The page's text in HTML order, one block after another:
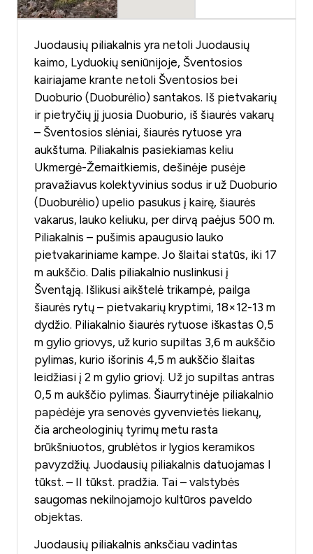
Juodausių piliakalnis yra netoli Juodausių
kaimo, Lyduokių seniūnijoje, Šventosios
kairiajame krante netoli Šventosios bei
Duoburio (Duoburėlio) santakos. Iš pietvakarių
ir pietryčių jį juosia Duoburio, iš šiaurės vakarų
– Šventosios slėniai, šiaurės rytuose yra
aukštuma. Piliakalnis pasiekiamas keliu
Ukmergė-Žemaitkiemis, dešinėje pusėje
pravažiavus kolektyvinius sodus ir už Duoburio
(Duoburėlio) upelio pasukus į kairę, šiaurės
vakarus, lauko keliuku, per dirvą paėjus 500 m.
Piliakalnis – pušimis apaugusio lauko
pietvakariniame kampe. Jo šlaitai statūs, iki 17
m aukščio. Dalis piliakalnio nuslinkusi į
Šventąją. Išlikusi aikštelė trikampė, pailga
šiaurės rytų – pietvakarių kryptimi, 18×12-13 m
dydžio. Piliakalnio šiaurės rytuose iškastas 0,5
m gylio griovys, už kurio supiltas 3,6 m aukščio
pylimas, kurio išorinis 4,5 m aukščio šlaitas
leidžiasi į 2 m gylio griovį. Už jo supiltas antras
0,5 m aukščio pylimas. Šiaurrytinėje piliakalnio
papėdėje yra senovės gyvenvietės liekanų,
čia archeologinių tyrimų metu rasta
brūkšniuotos, grublėtos ir lygios keramikos
pavyzdžių. Juodausių piliakalnis datuojamas I
tūkst. – II tūkst. pradžia. Tai – valstybės
saugomas nekilnojamojo kultūros paveldo
objektas.
Juodausių piliakalnis anksčiau vadintas